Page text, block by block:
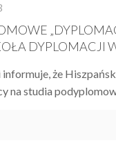
DYPLOMACJI
że
na studia